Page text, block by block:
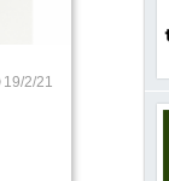
19/2/21